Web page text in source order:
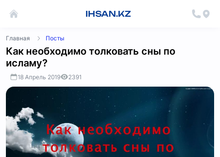
IHSAN.KZ
Главная Посты
Как необходимо толковать сны по
исламу?
18 Апрель 2019 2391